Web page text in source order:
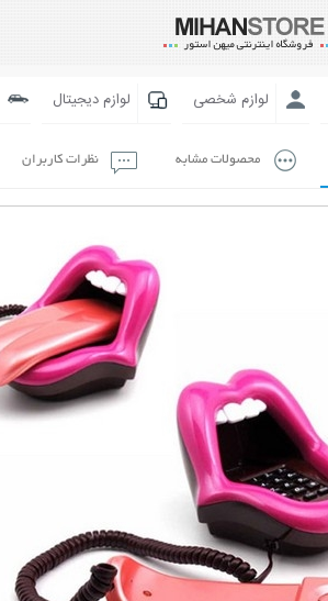
لوازم شخصی لوازم دیجیتال
محصولات مشابه نظرات کاربران